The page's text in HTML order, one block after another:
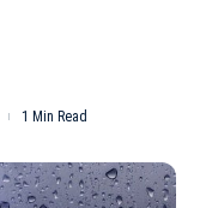
1 Min Read